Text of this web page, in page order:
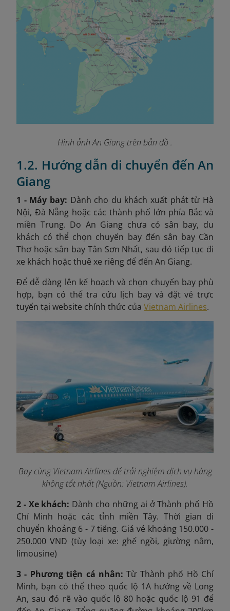
Hình ảnh An Giang trên bản đồ .
1.2. Hướng dẫn di chuyển đến An
Giang
1 - Máy bay: Dành cho du khách xuất phát từ Hà
Nội, Đà Nẵng hoặc các thành phố lớn phía Bắc và
miền Trung. Do An Giang chưa có sân bay, du
khách có thể chọn chuyến bay đến sân bay Cần
Thơ hoặc sân bay Tân Sơn Nhất, sau đó tiếp tục đi
xe khách hoặc thuê xe riêng để đến An Giang.
Để dễ dàng lên kế hoạch và chọn chuyến bay phù
hợp, bạn có thể tra cứu lịch bay và đặt vé trực
tuyến tại website chính thức của Vietnam Airlines.
Bay cùng Vietnam Airlines để trải nghiệm dịch vụ hàng
không tốt nhất (Nguồn: Vietnam Airlines).
2 - Xe khách: Dành cho những ai ở Thành phố Hồ
Chí Minh hoặc các tỉnh miền Tây. Thời gian di
chuyển khoảng 6 - 7 tiếng. Giá vé khoảng 150.000 -
250.000 VND (tùy loại xe: ghế ngồi, giường nằm,
limousine)
3 - Phương tiện cá nhân:Từ Thành phố Hồ Chí
Minh, bạn có thể theo quốc lộ 1A hướng về Long
An, sau đó rẽ vào quốc lộ 80 hoặc quốc lộ 91 để